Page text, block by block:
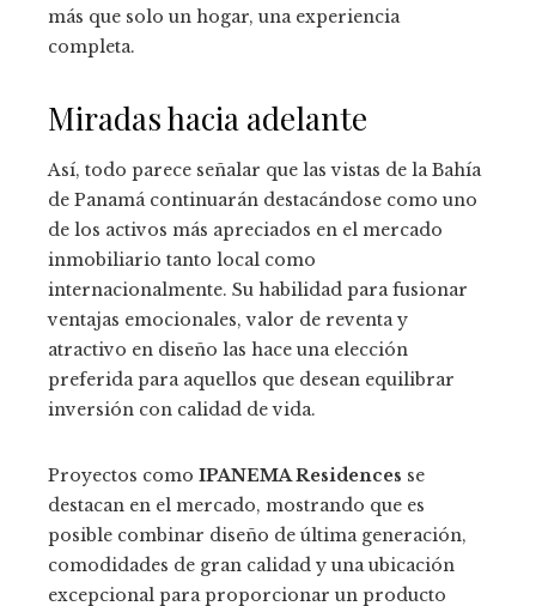
más que solo un hogar, una experiencia
completa.
Miradas hacia adelante
Así, todo parece señalar que las vistas de la Bahía
de Panamá continuarán destacándose como uno
de los activos más apreciados en el mercado
inmobiliario tanto local como
internacionalmente. Su habilidad para fusionar
ventajas emocionales, valor de reventa y
atractivo en diseño las hace una elección
preferida para aquellos que desean equilibrar
inversión con calidad de vida.
Proyectos como IPANEMA Residences se
destacan en el mercado, mostrando que es
posible combinar diseño de última generación,
comodidades de gran calidad y una ubicación
excepcional para proporcionar un producto